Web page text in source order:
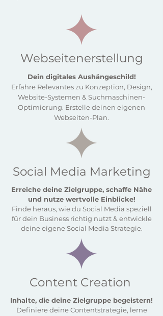
die einzelnen Puzzleteile zu einem
stimmigen Bild zusammen? Wer zeigt
mir, was zum Start wirklich wichtig ist &
zwar hinterher korrigieren, Manches aber
Kosten und Kapazitäten. Das wollen wir
vermeiden!
Mit unserem Marketing-Essential-
Workshop gewinnst du Struktur, Klarheit
und Leichtigkeit für dein
Gründungsvorhaben.
Webseitenerstellung
Dein digitales Aushängeschild!
Erfahre Relevantes zu Konzeption, Design,
Website-Systemen & Suchmaschinen-
Optimierung. Erstelle deinen eigenen
Webseiten-Plan.
Social Media Marketing
Erreiche deine Zielgruppe, schaffe Nähe
und nutze wertvolle Einblicke!
Finde heraus, wie du Social Media speziell
für dein Business richtig nutzt & entwickle
deine eigene Social Media Strategie.
Content Creation
Inhalte, die deine Zielgruppe begeistern!
Definiere deine Contentstrategie, lerne